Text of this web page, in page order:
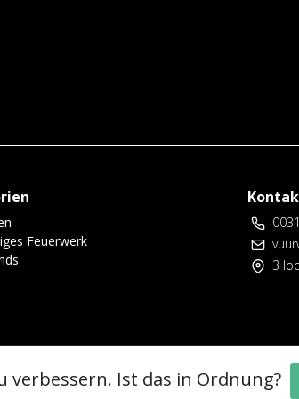
Feuerwerk
3
verbessern. Ist das in Ordnung?